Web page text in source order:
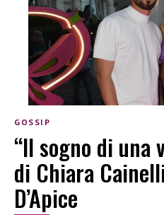
GOSSIP
“Il sogno di una
di Chiara
D’Apice